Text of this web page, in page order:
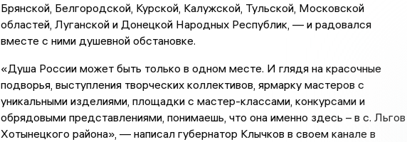
Брянской, Белгородской, Курской, Калужской, Тульской, Московской
областей, Луганской и Донецкой Народных Республик, — и радовался
вместе с ними душевной обстановке.
«Душа России может быть только в одном месте. И глядя на красочные
подворья, выступления творческих коллективов, ярмарку мастеров с
уникальными изделиями, площадки с мастер-классами, конкурсами и
обрядовыми представлениями, понимаешь, что она именно здесь – в с. Льгов
Хотынецкого района», — написал губернатор Клычков в своем канале в